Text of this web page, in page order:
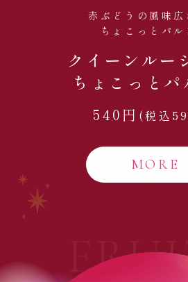
赤ぶどうの風味広
ちょこっとパル
クイーンルー
ちょこっとパ
540円 (税込
MORE